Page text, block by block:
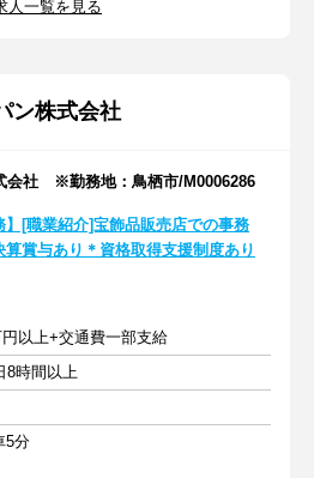
人一覧を見る
ン株式会社
会社 ※勤務地：鳥栖市/M0006286
】[職業紹介]宝飾品販売店での事務
算賞与あり＊資格取得支援制度あり
円以上+交通費一部支給
8時間以上
5分